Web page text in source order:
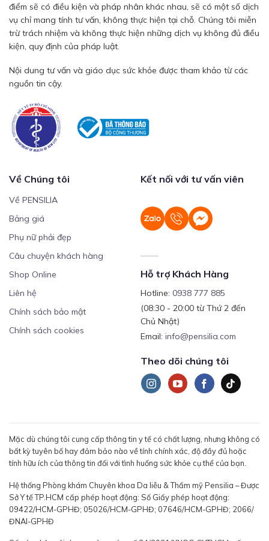
điểm sẽ có điều kiện và pháp nhân khác nhau, sẽ có một số dịch
vụ chỉ mang tính tư vấn, không thực hiện tại chỗ. Chúng tôi miễn
trừ trách nhiệm và không thực hiện những dịch vụ không đủ điều
kiện, quy định của pháp luật.
Nội dung tư vấn và giáo dục sức khỏe được tham khảo từ các
nguồn tin cậy.
Về Chúng tôi
Về PENSILIA
Bảng giá
Phụ nữ phải đẹp
Câu chuyện khách hàng
Shop Online
Liên hệ
Chính sách bảo mật
Chính sách cookies
Kết nối với tư vấn viên
Hỗ trợ Khách Hàng
Hotline: 0938 777 885
(08:30 - 20:00 từ Thứ 2 đến
Chủ Nhật)
Email: info@pensilia.com
Theo dõi chúng tôi
Mặc dù chúng tôi cung cấp thông tin y tế có chất lượng, nhưng không có
bất kỳ tuyên bố hay đảm bảo nào về tính chính xác, độ đầy đủ hoặc
tính hữu ích của thông tin đối với tình huống sức khỏe cụ thể của bạn.
Hệ thống Phòng khám Chuyên khoa Da liễu & Thẩm mỹ Pensilia – Được
Sở Y tế TP.HCM cấp phép hoạt động: Số Giấy phép hoạt động:
09422/HCM-GPHĐ; 05026/HCM-GPHĐ; 07646/HCM-GPHĐ; 2066/
ĐNAI-GPHĐ